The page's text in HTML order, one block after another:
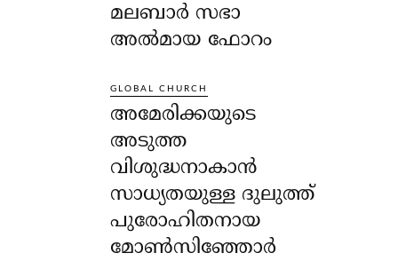
മലബാർ സഭാ
അൽമായ ഫോറം
GLOBAL CHURCH
അമേരിക്കയുടെ
അടുത്ത
വിശുദ്ധനാകാൻ
സാധ്യതയുള്ള ദുലുത്ത്
പുരോഹിതനായ
മോൺസിഞ്ഞോർ